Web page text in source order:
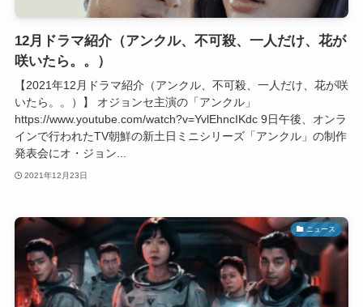
12月ドラマ紹介（アンクル、不可殺、一人だけ、花が
咲いたら。。）
【2021年12月ドラマ紹介（アンクル、不可殺、一人だけ、花が咲
いたら。。）】 オジョンセ主演の「アンクル」
https://www.youtube.com/watch?v=YvlEhncIKdc 9日午後、オンラ
インで行われたTV朝鮮の新土日ミニシリーズ「アンクル」の制作
発表会にオ・ジョン...
2021年12月23日
ニュース